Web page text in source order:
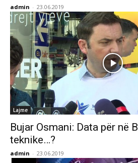
admin - 23.06.2019
Lajme
Bujar Osmani: Data për në
teknike…?
admin - 23.06.2019